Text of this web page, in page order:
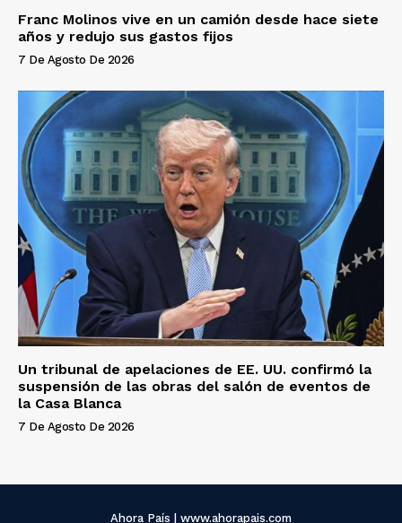
Franc Molinos vive en un camión desde hace siete
años y redujo sus gastos fijos
7 De Agosto De 2026
Un tribunal de apelaciones de EE. UU. confirmó la
suspensión de las obras del salón de eventos de
la Casa Blanca
7 De Agosto De 2026
Ahora País | www.ahorapais.com